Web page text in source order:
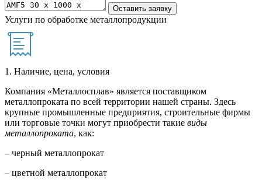
Услуги по обработке металлопродукции
1. Наличие, цена, условия
Компания «Металлосплав» является поставщиком
металлопроката по всей территории нашей страны. Здесь
крупные промышленные предприятия, строительные фирмы
или торговые точки могут приобрести такие виды
металлопроката, как:
– черный металлопрокат
– цветной металлопрокат